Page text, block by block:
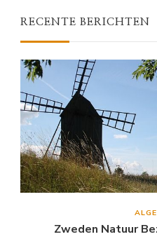
RECENTE BERICHTEN
Zweden Natuur